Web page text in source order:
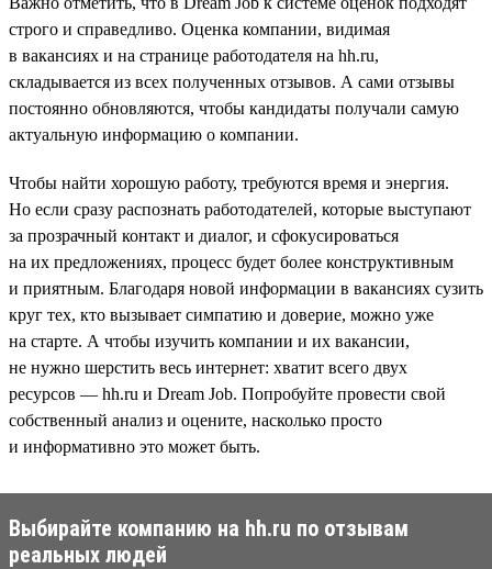
строго и справедливо. Оценка компании, видимая
в вакансиях и на странице работодателя на hh.ru,
складывается из всех полученных отзывов. А сами отзывы
постоянно обновляются, чтобы кандидаты получали самую
актуальную информацию о компании.
Чтобы найти хорошую работу, требуются время и энергия.
Но если сразу распознать работодателей, которые выступают
за прозрачный контакт и диалог, и сфокусироваться
на их предложениях, процесс будет более конструктивным
и приятным. Благодаря новой информации в вакансиях сузить
круг тех, кто вызывает симпатию и доверие, можно уже
на старте. А чтобы изучить компании и их вакансии,
не нужно шерстить весь интернет: хватит всего двух
ресурсов — hh.ru и Dream Job. Попробуйте провести свой
собственный анализ и оцените, насколько просто
и информативно это может быть.
Выбирайте компанию на hh.ru по отзывам
реальных людей